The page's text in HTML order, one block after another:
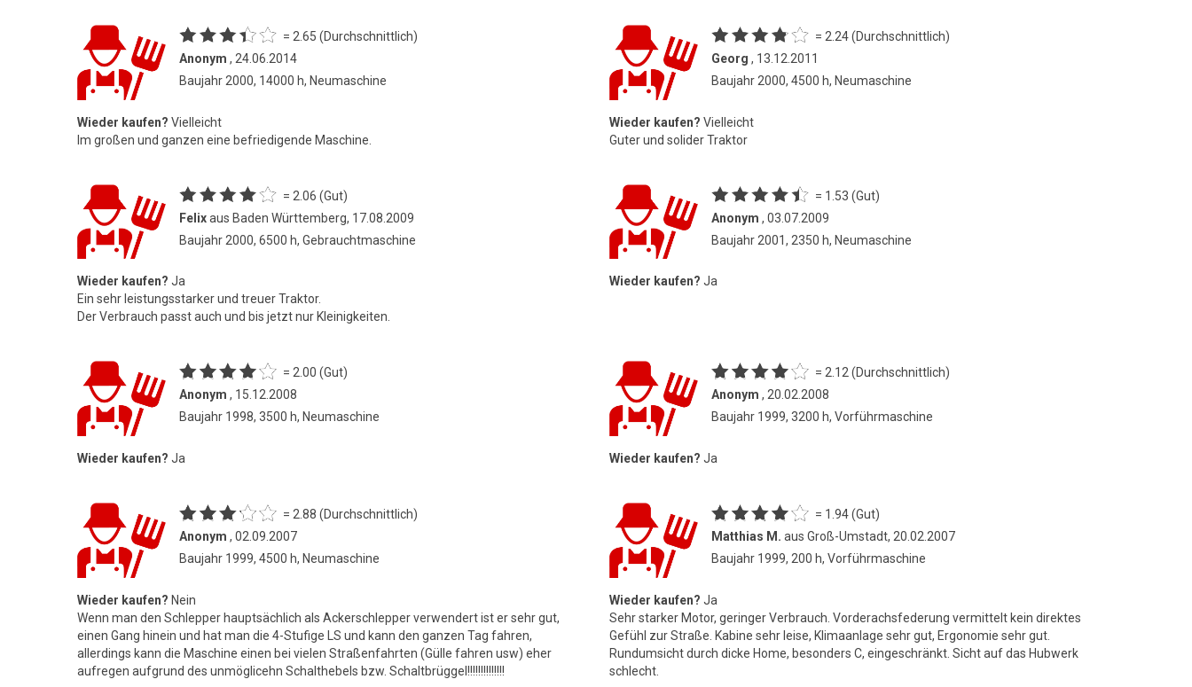
= 2.65 (Durchschnittlich)
Anonym , 24.06.2014
Baujahr 2000, 14000 h, Neumaschine
Wieder kaufen? Vielleicht
Im großen und ganzen eine befriedigende Maschine.
= 2.24 (Durchschnittlich)
Georg , 13.12.2011
Baujahr 2000, 4500 h, Neumaschine
Wieder kaufen? Vielleicht
Guter und solider Traktor
= 2.06 (Gut)
Felixaus Baden Württemberg, 17.08.2009
Baujahr 2000, 6500 h, Gebrauchtmaschine
Wieder kaufen? Ja
Ein sehr leistungsstarker und treuer Traktor.
Der Verbrauch passt auch und bis jetzt nur Kleinigkeiten.
= 1.53 (Gut)
Anonym , 03.07.2009
Baujahr 2001, 2350 h, Neumaschine
Wieder kaufen? Ja
= 2.00 (Gut)
Anonym , 15.12.2008
Baujahr 1998, 3500 h, Neumaschine
Wieder kaufen? Ja
= 2.12 (Durchschnittlich)
Anonym , 20.02.2008
Baujahr 1999, 3200 h, Vorführmaschine
Wieder kaufen? Ja
= 2.88 (Durchschnittlich)
Anonym , 02.09.2007
Baujahr 1999, 4500 h, Neumaschine
Wieder kaufen? Nein
Wenn man den Schlepper hauptsächlich als Ackerschlepper verwendert ist er sehr gut,
einen Gang hinein und hat man die 4-Stufige LS und kann den ganzen Tag fahren,
allerdings kann die Maschine einen bei vielen Straßenfahrten (Gülle fahren usw) eher
aufregen aufgrund des unmöglicehn Schalthebels bzw. Schaltbrüggel!!!!!!!!!!!!!!
= 1.94 (Gut)
Matthias M. aus Groß-Umstadt, 20.02.2007
Baujahr 1999, 200 h, Vorführmaschine
Wieder kaufen? Ja
Sehr starker Motor, geringer Verbrauch. Vorderachsfederung vermittelt kein direktes
Gefühl zur Straße. Kabine sehr leise, Klimaanlage sehr gut, Ergonomie sehr gut.
Rundumsicht durch dicke Home, besonders C, eingeschränkt. Sicht auf das Hubwerk
schlecht.